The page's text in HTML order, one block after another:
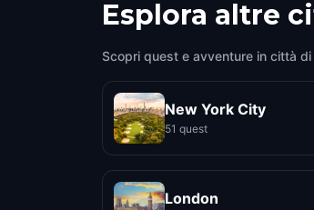
Esplora altre
Scopri quest e avventure in città
New York City
51 quest
London